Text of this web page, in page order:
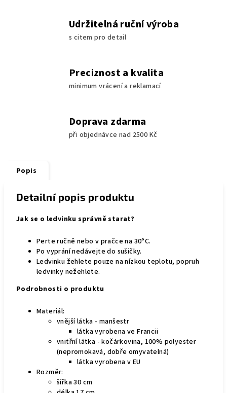
Udržitelná ruční výroba
s citem pro detail
Preciznost a kvalita
minimum vrácení a reklamací
Doprava zdarma
při objednávce nad 2500 Kč
Popis
Detailní popis produktu
Jak se o ledvinku správně starat?
Perte ručně nebo v pračce na 30°C.
Po vyprání nedávejte do sušičky.
Ledvinku žehlete pouze na nízkou teplotu, popruh
ledvinky nežehlete.
Podrobnosti o produktu
Materiál:
vnější látka - manšestr
látka vyrobena ve Francii
vnitřní látka - kočárkovina, 100% polyester
(nepromokavá, dobře omyvatelná)
látka vyrobena v EU
Rozměr:
šířka 30 cm